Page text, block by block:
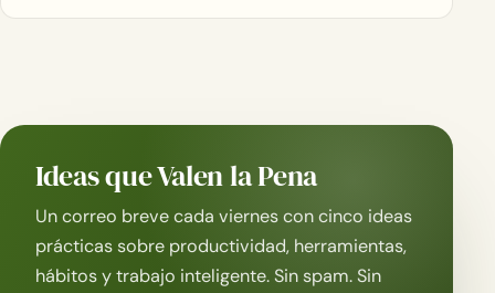
Ideas que Valen la Pena
Un correo breve cada viernes con cinco ideas
prácticas sobre productividad, herramientas,
hábitos y trabajo inteligente. Sin spam. Sin